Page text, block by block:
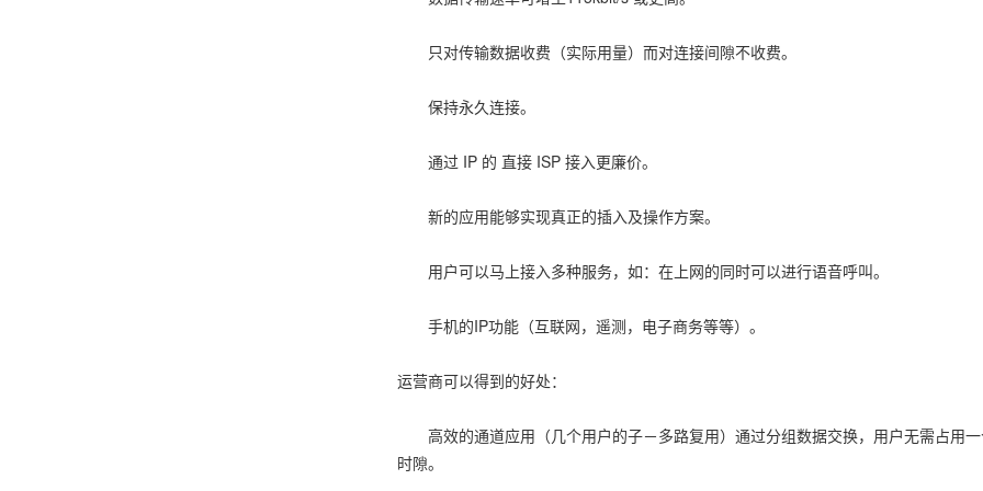
只对传输数据收费（实际用量）而对连接间隙不收费。
保持永久连接。
通过 IP 的 直接 ISP 接入更廉价。
新的应用能够实现真正的插入及操作方案。
用户可以马上接入多种服务，如：在上网的同时可以进行语音呼叫。
手机的IP功能（互联网，遥测，电子商务等等）。
运营商可以得到的好处：
高效的通道应用（几个用户的子－多路复用）通过分组数据交换，用户无需占用
时隙。